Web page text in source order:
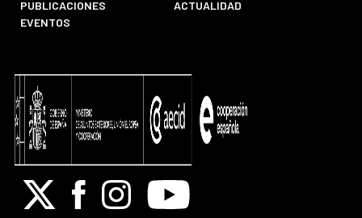
PUBLICACIONES
ACTUALIDAD
EVENTOS
X FacebookInstagramYoutube